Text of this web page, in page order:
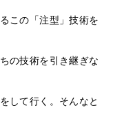
この「注型」技術を
の技術を引き継ぎな
して行く。そんなと